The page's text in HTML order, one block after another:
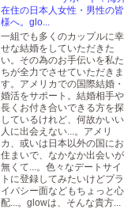
在住の日本人女性・男性の皆
様へ。glo...
一組でも多くのカップルに幸
せな結婚をしていただきた
い。その為のお手伝いを私た
ちが全力でさせていただきま
す。アメリカでの国際結婚・
婚活をサポート。結婚相手や
長くお付き合いできる方を探
しているけれど、何故かいい
人に出会えない...。アメリ
カ、或いは日本以外の国にお
住まいで、なかなか出会いが
無くて...。色々なデートサイ
トに登録してみたいけどプラ
イバシー面などもちょっと心
配...。glowは、そんな貴方...